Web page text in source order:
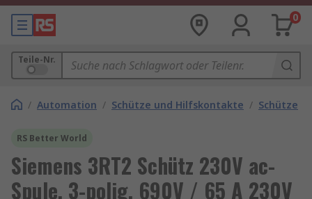
0
Teile-Nr.
/ Automation / Schütze und Hilfskontakte / Schütze
RS Better World
Siemens 3RT2 Schütz 230V ac-
Spule, 3-polig, 690V / 65 A 230V